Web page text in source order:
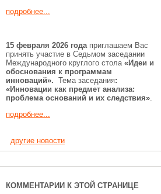
подробнее...
15 февраля 2026 годаприглашаем Вас
принять участие в Седьмом заседании
Международного круглого стола«Идеи и
обоснования к программам
инноваций». Тема заседания:
«Инновации как предмет анализа:
проблема оснований и их следствия».
подробнее...
другие новости
КОММЕНТАРИИ К ЭТОЙ СТРАНИЦЕ